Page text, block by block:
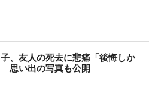
、友人の死去に悲痛「後悔しか
思い出の写真も公開